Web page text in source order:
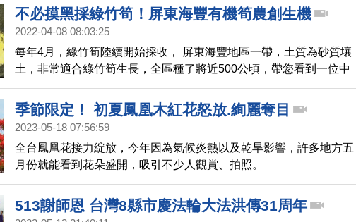
業。
不必摸黑採綠竹筍！屏東海豐有機筍農創生機
2022-04-08 08:03:25
每年4月，綠竹筍陸續開始採收， 屏東海豐地區一帶，土質為砂質壤
土，非常適合綠竹筍生長，全區種了將近500公頃，帶您看到一位中
年轉業的農友蘇家興，用父親所遺留下的田地，有機栽種綠竹筍，在
冬季缺筍期也能正常供應，他是怎麼做的呢？透過鏡頭一起去看看。
季節限定！ 初夏鳳凰木紅花怒放.絢麗奪目
2023-05-18 07:56:59
全台鳳凰花接力綻放，今年因為氣候炎熱以及乾旱影響，許多地方五
月份就能看到花朵盛開，吸引不少人觀賞、拍照。
513謝師恩 台灣8縣市慶法輪大法洪傳31周年